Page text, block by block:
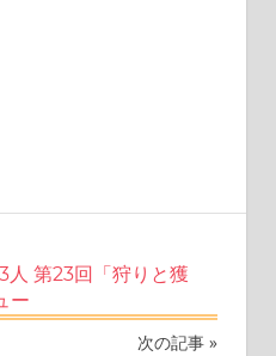
人 第23回「狩りと獲
ー
次の記事